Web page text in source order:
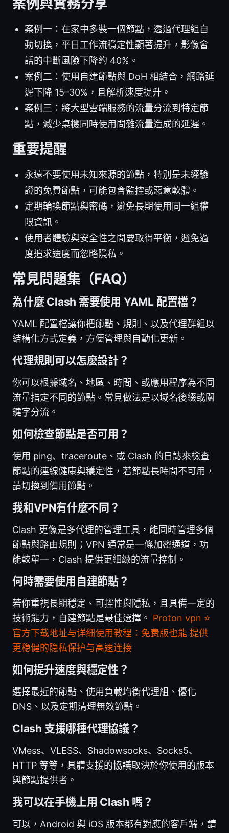
案例與實務分享
案例一：在家中多裝一個節點，透過代理組自
動切換，平日工作流穩定性顯著提升，影像會
話的中斷風險下降約 40%。
案例二：使用自建節點與 DoH 相結合，網路延
遲下降 15–30%，且解析速度提升。
案例三：將大型雲端服務的流量分流到特定節
點，減少桌機同時使用問雜流量造成的延遲。
重要提醒
永遠不要使用未知來源的節點，特別是未經驗
證的免費節點，可能包含監控或惡意軟體。
定期輪換節點與密碼，避免長期使用同一組權
限資訊。
使用者體驗與安全性之間要取得平衡，避免過
度追求速度而忽略隱私。
常見問題集（FAQ）
為什麼 Clash 需要使用 YAML 配置檔？
YAML 配置檔讓你把節點、規則、以及代理群組以
結構化方式定義，方便管理與自動化更新。
代理規則可以怎麼設計？
你可以根據域名、地區、時間、或應用程序為不同
流量指定不同的節點。常見做法是以域名後綴或關
鍵字分流。
如何檢查節點是否可用？
使用 ping、traceroute、或 Clash 的日誌來檢查
節點的連線健康與穩定性，若節點長時間不可用，
請切換到備用節點。
我和VPN有什麼不同？
Clash 更像是多代理的管理工具，能同時管理多個
節點與路由規則；VPN 通常是一條加密通道，功
能較單一，Clash 提供更細緻的流量控制。
何時需要使用自建節點？
若你重視長期穩定、可控性與隱私，且具備一定的
技術能力，自建節點是最佳選擇。 Proton vpn ⭐
官方下载地址与详细使用教程：免费版也能 提供
更稳健的隐私保护与高速连接
如何提升速度與穩定性？
選擇最近的節點、使用負載均衡代理組、優化
DNS、以及定期清理無效節點。
Clash 支援哪種代理協議？
VMess、VLESS、Shadowsocks、Socks5、
HTTP 等等，具體支援的協議取決於你使用的版本
與節點提供者。
我可以在手機上用 Clash 嗎？
可以，Android 與 iOS 版本都有對應的客戶端，請